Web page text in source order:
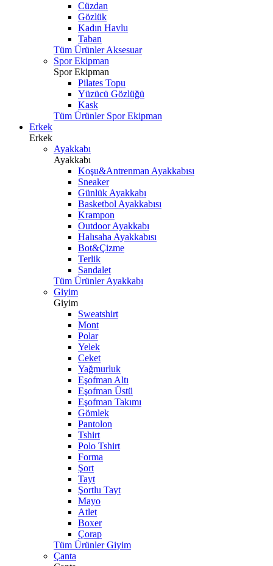
Cüzdan
Gözlük
Kadın Havlu
Taban
Tüm Ürünler Aksesuar
Spor Ekipman
Spor Ekipman
Pilates Topu
Yüzücü Gözlüğü
Kask
Tüm Ürünler Spor Ekipman
Erkek
Erkek
Ayakkabı
Ayakkabı
Koşu&Antrenman Ayakkabısı
Sneaker
Günlük Ayakkabı
Basketbol Ayakkabısı
Krampon
Outdoor Ayakkabı
Halısaha Ayakkabısı
Bot&Çizme
Terlik
Sandalet
Tüm Ürünler Ayakkabı
Giyim
Giyim
Sweatshirt
Mont
Polar
Yelek
Ceket
Yağmurluk
Eşofman Altı
Eşofman Üstü
Eşofman Takımı
Gömlek
Pantolon
Tshirt
Polo Tshirt
Forma
Şort
Tayt
Şortlu Tayt
Mayo
Atlet
Boxer
Çorap
Tüm Ürünler Giyim
Çanta